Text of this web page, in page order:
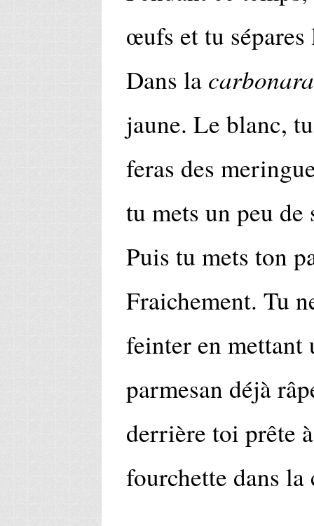
œufs et tu
Dans la carbonara
jaune. Le blanc,
feras des
tu mets un peu
Puis tu mets ton
Fraichement. Tu
feinter en mettant
parmesan déjà
derrière toi prête
fourchette dans